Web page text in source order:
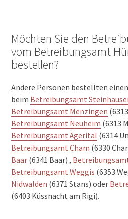
Möchten Sie den
vom Betreibungsamt
bestellen?
Andere Personen bestellten
beim Betreibungsamt
Betreibungsamt Menzingen
Betreibungsamt Neuheim (6313
Betreibungsamt Ägerital (6314
Betreibungsamt Cham (6330
Baar (6341 Baar) ,
Betreibungsamt Weggis (6353
Nidwalden (6371 Stans) oder
(6403 Küssnacht am Rigi).